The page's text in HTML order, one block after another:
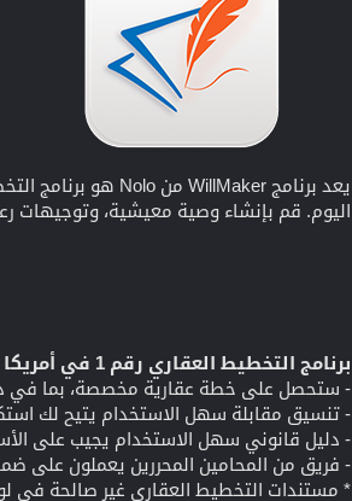
اليوم. قم بإنشاء وصية معيشية، وتوجيهات
برنامج التخطيط العقاري رقم 1 في أمريكا
- ستحصل على خطة عقارية مخصصة، بما في ذلك
- تنسيق مقابلة سهل الاستخدام يتيح لك
- دليل قانوني سهل الاستخدام يجيب على
- فريق من المحامين المحررين يعملون على
* مستندات التخطيط العقاري غير صالحة في